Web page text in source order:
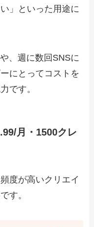
」といった用途に
、週に数回SNSに
にとってコストを
です。
月・1500クレ
度が高いクリエイ
す。